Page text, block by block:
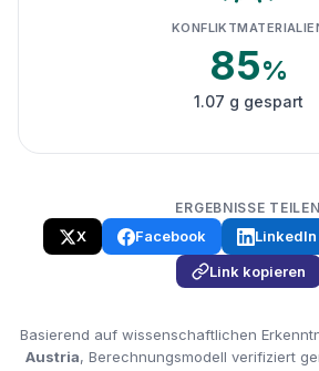
85%
1.07 g gespart
ERGEBNISSE TEILEN
X Facebook LinkedIn
Link kopieren
Basierend auf wissenschaftlichen
Austria, Berechnungsmodell verifiziert